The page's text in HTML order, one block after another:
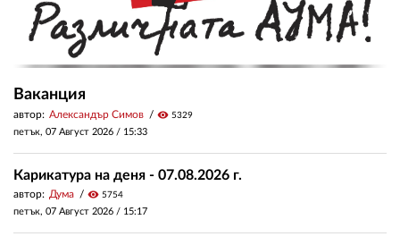
Ваканция
автор: Александър Симов visibility 5329
петък, 07 Август 2026 / 15:33
Карикатура на деня - 07.08.2026 г.
автор: Дума visibility 5754
петък, 07 Август 2026 / 15:17